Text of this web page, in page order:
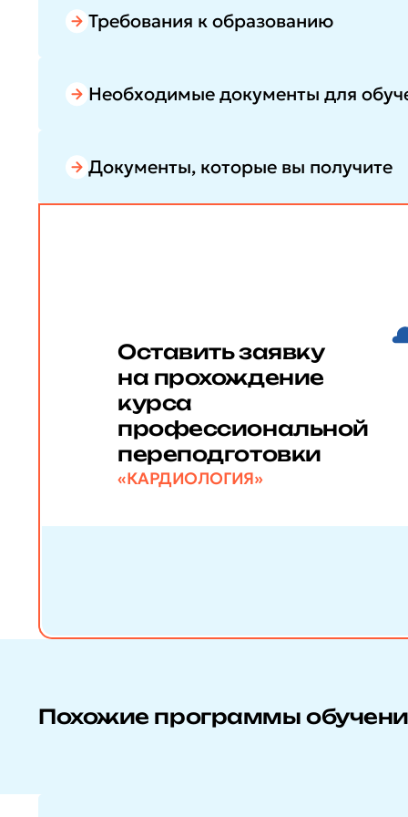
Требования к образованию
Необходимые документы для
Документы, которые вы получите
Оставить заявку
на прохождение
курса
профессиональной
переподготовки
«КАРДИОЛОГИЯ»
Похожие программы